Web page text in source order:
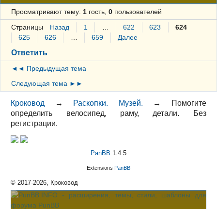
Просматривают тему: 1гость, 0пользователей
Страницы Назад 1 622 623
624
625
626 659 Далее
Ответить
◄◄ Предыдущая тема
Следующая тема ►►
Кроковод → Раскопки. Музей. →
Помогите
определить велосипед, раму, детали. Без
регистрации.
PanBB 1.4.5
Extensions PanBB
© 2017-2026, Кроковод